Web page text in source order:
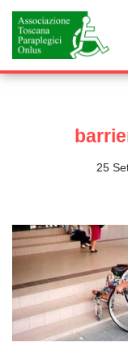
Vai
al
contenuto
25